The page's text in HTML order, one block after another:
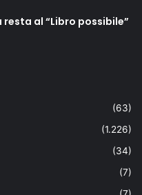
al “Libro possibile”
(63)
(1.226)
(34)
(7)